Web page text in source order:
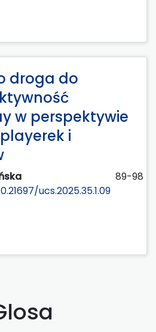
droga do
w perspektywie
i
89-98
ucs.2025.35.1.09